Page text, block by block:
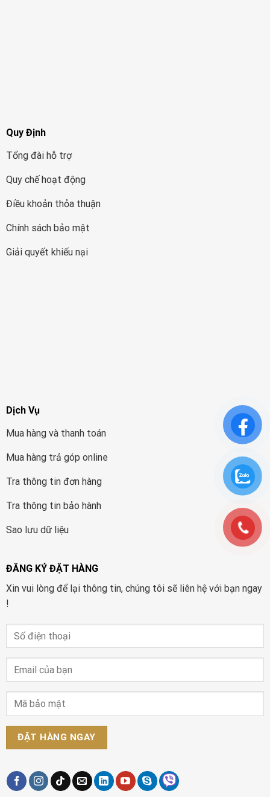
Quy Định
Tổng đài hỗ trợ
Quy chế hoạt động
Điều khoản thỏa thuận
Chính sách bảo mật
Giải quyết khiếu nại
Dịch Vụ
Mua hàng và thanh toán
Mua hàng trả góp online
Tra thông tin đơn hàng
Tra thông tin bảo hành
Sao lưu dữ liệu
ĐĂNG KÝ ĐẶT HÀNG
Xin vui lòng để lại thông tin, chúng tôi sẽ liên hệ với bạn ngay
!